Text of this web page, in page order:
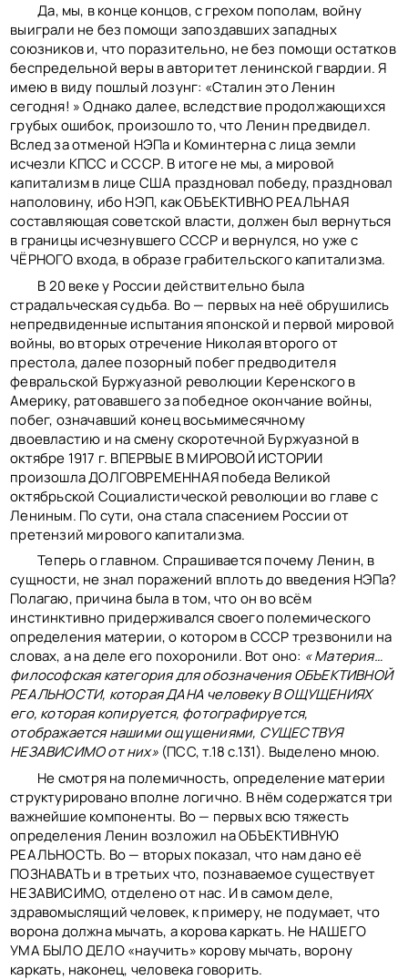
Да, мы, в конце концов, с грехом пополам, войну
выиграли не без помощи запоздавших западных
союзников и, что поразительно, не без помощи остатков
беспредельной веры в авторитет ленинской гвардии. Я
имею в виду пошлый лозунг: «Сталин это Ленин
сегодня! » Однако далее, вследствие продолжающихся
грубых ошибок, произошло то, что Ленин предвидел.
Вслед за отменой НЭПа и Коминтерна с лица земли
исчезли КПСС и СССР. В итоге не мы, а мировой
капитализм в лице США праздновал победу, праздновал
наполовину, ибо НЭП, как ОБЪЕКТИВНО РЕАЛЬНАЯ
составляющая советской власти, должен был вернуться
в границы исчезнувшего СССР и вернулся, но уже с
ЧЁРНОГО входа, в образе грабительского капитализма.
В 20 веке у России действительно была
страдальческая судьба. Во — первых на неё обрушились
непредвиденные испытания японской и первой мировой
войны, во вторых отречение Николая второго от
престола, далее позорный побег предводителя
февральской Буржуазной революции Керенского в
Америку, ратовавшего за победное окончание войны,
побег, означавший конец восьмимесячному
двоевластию и на смену скоротечной Буржуазной в
октябре 1917 г. ВПЕРВЫЕ В МИРОВОЙ ИСТОРИИ
произошла ДОЛГОВРЕМЕННАЯ победа Великой
октябрьской Социалистической революции во главе с
Лениным. По сути, она стала спасением России от
претензий мирового капитализма.
Теперь о главном. Спрашивается почему Ленин, в
сущности, не знал поражений вплоть до введения НЭПа?
Полагаю, причина была в том, что он во всём
инстинктивно придерживался своего полемического
определения материи, о котором в СССР трезвонили на
словах, а на деле его похоронили. Вот оно: « Материя…
философская категория для обозначения ОБЪЕКТИВНОЙ
РЕАЛЬНОСТИ, которая ДАНА человеку В ОЩУЩЕНИЯХ
его, которая копируется, фотографируется,
отображается нашими ощущениями, СУЩЕСТВУЯ
НЕЗАВИСИМО от них»(ПСС, т.18 с.131). Выделено мною.
Не смотря на полемичность, определение материи
структурировано вполне логично. В нём содержатся три
важнейшие компоненты. Во — первых всю тяжесть
определения Ленин возложил на ОБЪЕКТИВНУЮ
РЕАЛЬНОСТЬ. Во — вторых показал, что нам дано её
ПОЗНАВАТЬ и в третьих что, познаваемое существует
НЕЗАВИСИМО, отделено от нас. И в самом деле,
здравомыслящий человек, к примеру, не подумает, что
ворона должна мычать, а корова каркать. Не НАШЕГО
УМА БЫЛО ДЕЛО «научить» корову мычать, ворону
каркать, наконец, человека говорить.